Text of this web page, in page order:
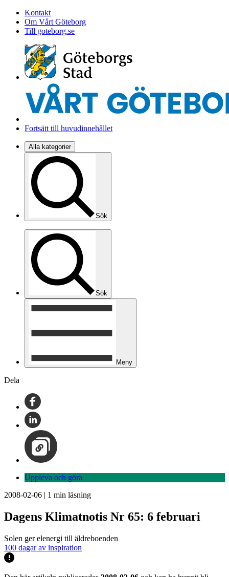
Kontakt
Om Vårt Göteborg
Till goteborg.se
Fortsätt till huvudinnehållet
Alla kategorier
Sök
Sök
Meny
Dela
Uppleva och göra
2008-02-06 | 1 min läsning
Dagens Klimatnotis Nr 65: 6 februari
Solen ger elenergi till äldreboenden
100 dagar av inspiration